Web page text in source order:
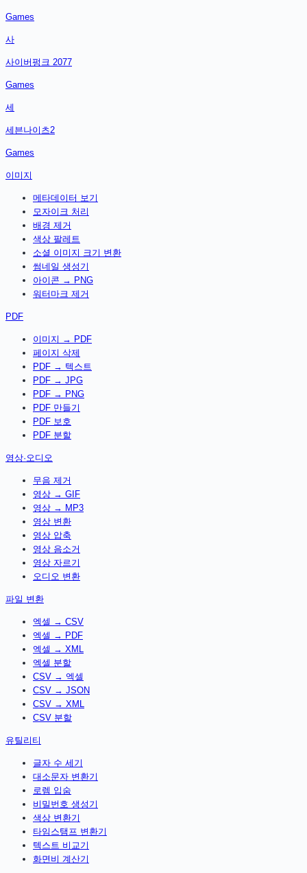
Games
사
사이버펑크 2077
Games
세
세븐나이츠2
Games
이미지
메타데이터 보기
모자이크 처리
배경 제거
색상 팔레트
소셜 이미지 크기 변환
썸네일 생성기
아이콘 → PNG
워터마크 제거
PDF
이미지 → PDF
페이지 삭제
PDF → 텍스트
PDF → JPG
PDF → PNG
PDF 만들기
PDF 보호
PDF 분할
영상·오디오
무음 제거
영상 → GIF
영상 → MP3
영상 변환
영상 압축
영상 음소거
영상 자르기
오디오 변환
파일 변환
엑셀 → CSV
엑셀 → PDF
엑셀 → XML
엑셀 분할
CSV → 엑셀
CSV → JSON
CSV → XML
CSV 분할
유틸리티
글자 수 세기
대소문자 변환기
로렘 입숨
비밀번호 생성기
색상 변환기
타임스탬프 변환기
텍스트 비교기
화면비 계산기